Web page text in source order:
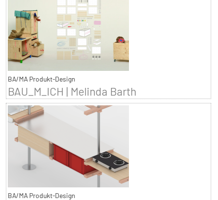
BA/MA Produkt-Design
BAU_M_ICH | Melinda Barth
BA/MA Produkt-Design